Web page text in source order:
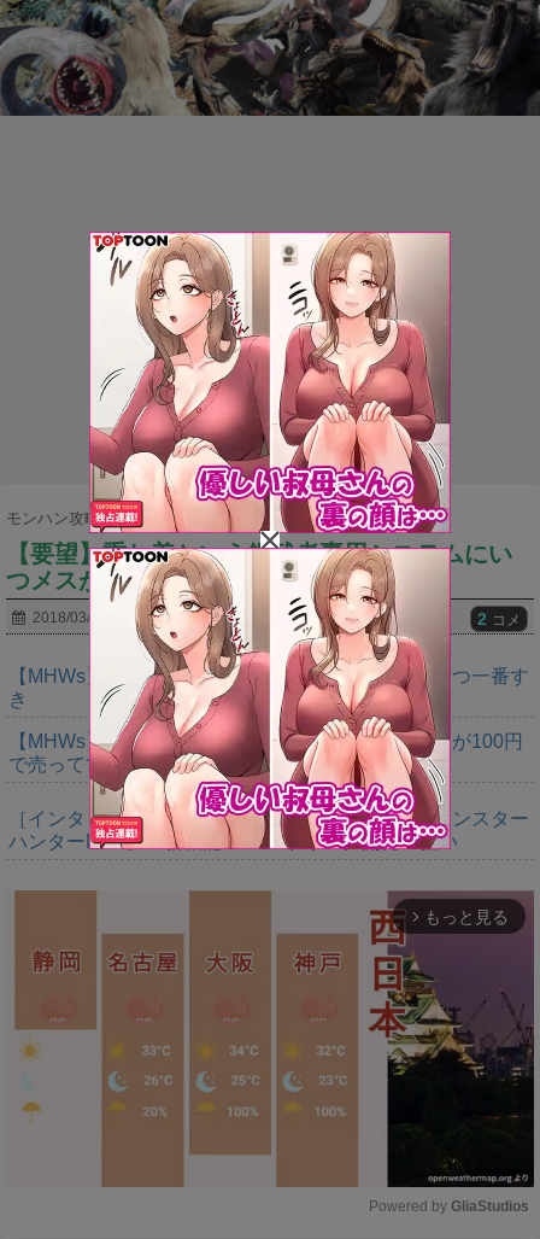
モンハン攻略まとめ隊 > ネタ・雑談
【要望】重ね着という鎧武者専用システムにい
つメスが入るのかｗｗｗｗｗ
2018/03/08 2 コメ
【MHWs】鍔迫り合いでオメガの強さ見せられるやつ一番す
き
【MHWs】ヨドバシ行ったらレダウのキーホルダーが100円
で売ってて草
［インタビュー］距離を超えて，一緒に狩る。「モンスター
ハンターNow」の新機能 フレンドリンク開発の狙い
arrow_forward_ios もっと見る
Powered by GliaStudios